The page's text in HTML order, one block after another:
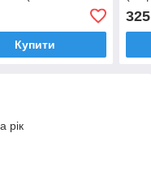
ARTEL,
Купити
325
рік